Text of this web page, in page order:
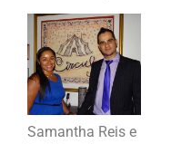
Samantha Reis e